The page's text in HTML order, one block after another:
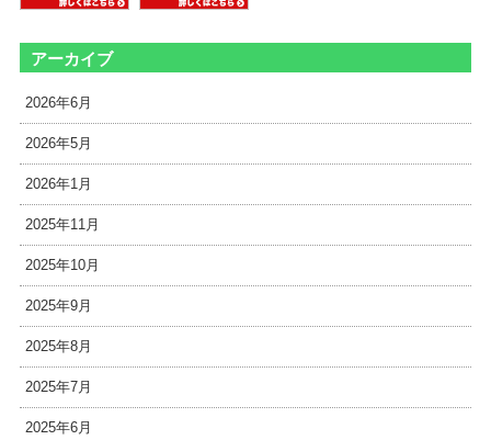
アーカイブ
2026年6月
2026年5月
2026年1月
2025年11月
2025年10月
2025年9月
2025年8月
2025年7月
2025年6月